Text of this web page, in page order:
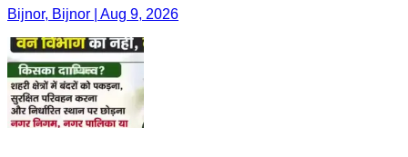
Bijnor, Bijnor | Aug 9, 2026